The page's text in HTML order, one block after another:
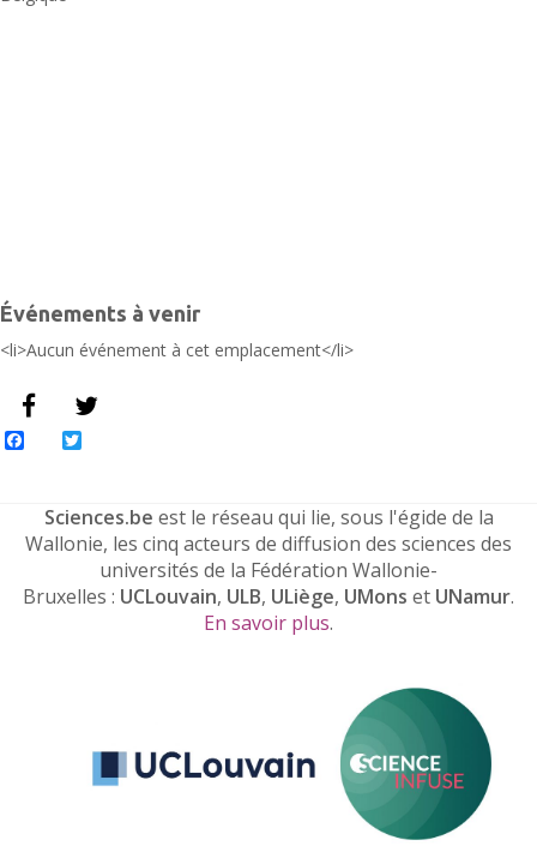
Événements à venir
<li>Aucun événement à cet emplacement</li>
Facebook
Sciences.be est le réseau qui lie, sous l'égide de la
Wallonie, les cinq acteurs de diffusion des sciences des
universités de la Fédération Wallonie-
Bruxelles : UCLouvain, ULB, ULiège, UMons et UNamur.
En savoir plus.